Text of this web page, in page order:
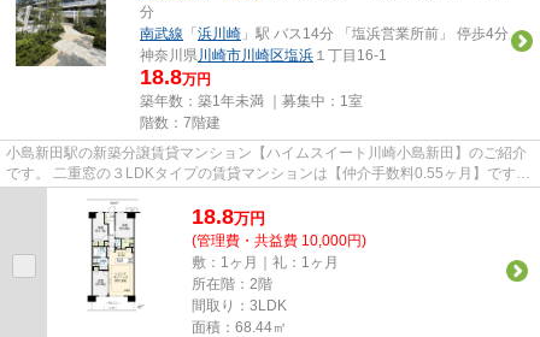
分
南武線 「 浜川崎 」駅 バス14分 「塩浜営業所前」 停歩4分
神奈川県川崎市川崎区塩浜 １丁目16-1
18.8万円
築年数：築1年未満 ｜募集中： 1室
階数：7階建
小島新田駅の新築分譲賃貸マンション【ハイムスイート川崎小島新田】のご紹介
です。 二重窓の３LDKタイプの賃貸マンションは【仲介手数料0.55ヶ月】です。
18.8万円
(管理費・共益費 10,000円)
敷：1ヶ月｜礼：1ヶ月
所在階：2階
間取り：3LDK
面積：68.44㎡